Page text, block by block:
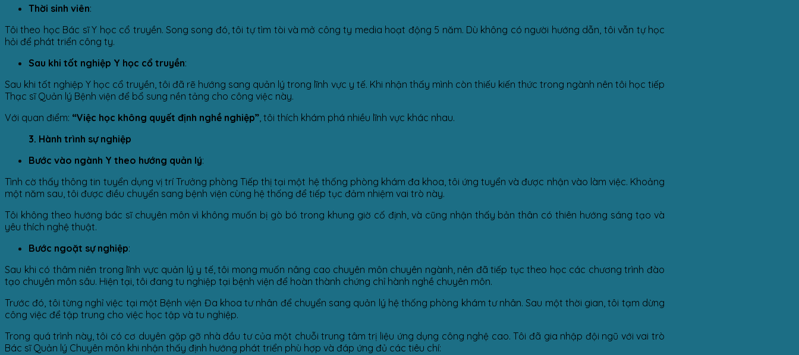
Thời sinh viên:
Tôi theo học Bác sĩ Y học cổ truyền. Song song đó, tôi tự tìm tòi và mở công ty media hoạt động 5 năm. Dù không có người hướng dẫn, tôi vẫn tự học
hỏi để phát triển công ty.
Sau khi tốt nghiệp Y học cổ truyền:
Sau khi tốt nghiệp Y học cổ truyền, tôi đã rẽ hướng sang quản lý trong lĩnh vực y tế. Khi nhận thấy mình còn thiếu kiến thức trong ngành nên tôi học tiếp
Thạc sĩ Quản lý Bệnh viện để bổ sung nền tảng cho công việc này.
Với quan điểm: “Việc học không quyết định nghề nghiệp”, tôi thích khám phá nhiều lĩnh vực khác nhau.
3. Hành trình sự nghiệp
Bước vào ngành Y theo hướng quản lý:
Tình cờ thấy thông tin tuyển dụng vị trí Trưởng phòng Tiếp thị tại một hệ thống phòng khám đa khoa, tôi ứng tuyển và được nhận vào làm việc. Khoảng
một năm sau, tôi được điều chuyển sang bệnh viện cùng hệ thống để tiếp tục đảm nhiệm vai trò này.
Tôi không theo hướng bác sĩ chuyên môn vì không muốn bị gò bó trong khung giờ cố định, và cũng nhận thấy bản thân có thiên hướng sáng tạo và
yêu thích nghệ thuật.
Bước ngoặt sự nghiệp:
Sau khi có thâm niên trong lĩnh vực quản lý y tế, tôi mong muốn nâng cao chuyên môn chuyên ngành, nên đã tiếp tục theo học các chương trình đào
tạo chuyên môn sâu. Hiện tại, tôi đang tu nghiệp tại bệnh viện để hoàn thành chứng chỉ hành nghề chuyên môn.
Trước đó, tôi từng nghỉ việc tại một Bệnh viện Đa khoa tư nhân để chuyển sang quản lý hệ thống phòng khám tư nhân. Sau một thời gian, tôi tạm dừng
công việc để tập trung cho việc học tập và tu nghiệp.
Trong quá trình này, tôi có cơ duyên gặp gỡ nhà đầu tư của một chuỗi trung tâm trị liệu ứng dụng công nghệ cao. Tôi đã gia nhập đội ngũ với vai trò
Bác sĩ Quản lý Chuyên môn khi nhận thấy định hướng phát triển phù hợp và đáp ứng đủ các tiêu chí: